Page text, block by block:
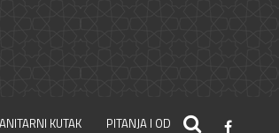
KUTAK PITANJA I ODGOVORI